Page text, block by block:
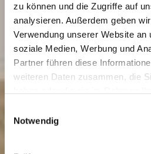
zu können und die Zugriffe auf
analysieren. Außerdem geben
Verwendung unserer Website an
soziale Medien, Werbung und
Partner führen diese
weiteren Daten zusammen, die
Notwendig